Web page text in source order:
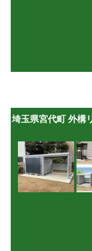
埼玉県宮代町 外構